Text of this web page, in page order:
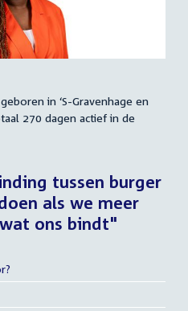
in ‘S-Gravenhage en
270 dagen actief in de
tussen burger
als we meer
ons bindt"